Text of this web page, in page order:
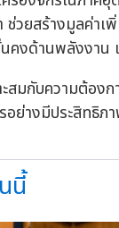
วยสร้างมูลค่าเ
งด้านพลังงาน
กับความต้องก
ย่างมีประสิทธิภ
นี้